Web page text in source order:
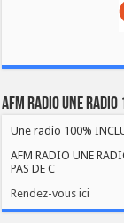
AFM RADIO UNE
Une radio 100%
AFM RADIO UNE
PAS DE C
Rendez-vous ici